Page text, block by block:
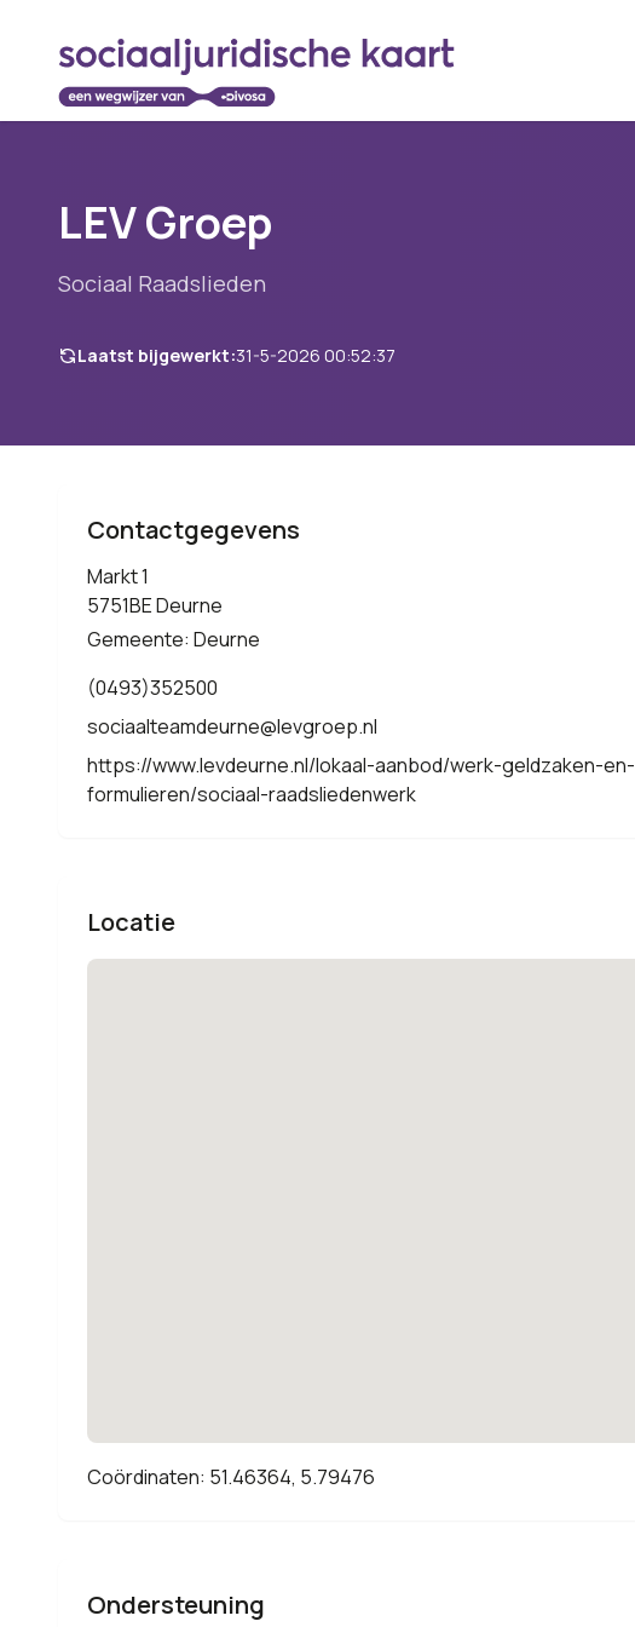
LEV Groep
Sociaal Raadslieden
Laatst bijgewerkt:31-5-2026 00:52:37
Contactgegevens
Markt 1
5751BE Deurne
Gemeente: Deurne
(0493)352500
sociaalteamdeurne@levgroep.nl
https://www.levdeurne.nl/lokaal-aanbod/werk-geldzaken-en-
formulieren/sociaal-raadsliedenwerk
Locatie
Coördinaten: 51.46364, 5.79476
Ondersteuning